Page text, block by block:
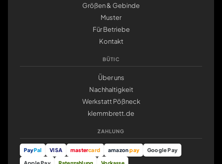
Größen & Gebinde
Muster
Für Betriebe
Kontakt
BÜTIC
Über uns
Nachhaltigkeit
Werkstatt Pößneck
klemmbrett.de
ZAHLUNG
PayPal VISA mastercard amazonpay
Google Pay